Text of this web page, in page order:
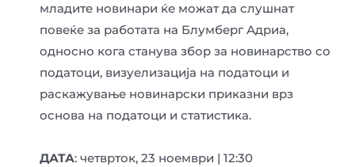
младите новинари ќе можат да слушнат
повеќе за работата на Блумберг Адриа,
односно кога станува збор за новинарство со
податоци, визуелизација на податоци и
раскажување новинарски приказни врз
основа на податоци и статистика.
ДАТА: четврток, 23 ноември | 12:30